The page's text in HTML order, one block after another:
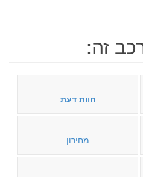
זה:
חוות דעת
מחירון